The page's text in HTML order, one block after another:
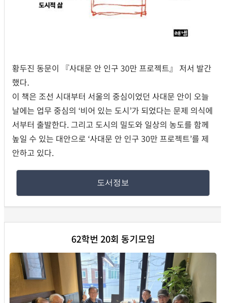
황두진 동문이 『사대문 안 인구 30만 프로젝트』 저서 발간
했다.
이 책은 조선 시대부터 서울의 중심이었던 사대문 안이 오늘
날에는 업무 중심의 ‘비어 있는 도시’가 되었다는 문제 의식에
서부터 출발한다. 그리고 도시의 밀도와 일상의 농도를 함께
높일 수 있는 대안으로 ‘사대문 안 인구 30만 프로젝트’를 제
안하고 있다.
도서정보
62학번 20회 동기모임